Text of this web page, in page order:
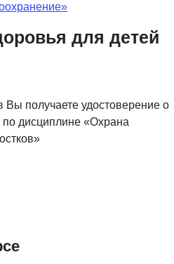
для детей
Вы получаете удостоверение о
дисциплине «Охрана